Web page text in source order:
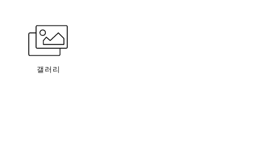
갤러리